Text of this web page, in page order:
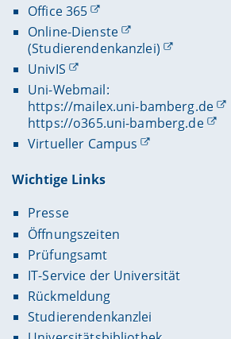
Office 365
Online-Dienste
(Studierendenkanzlei)
UnivIS
Uni-Webmail:
https://mailex.uni-bamberg.de
https://o365.uni-bamberg.de
Virtueller Campus
Wichtige Links
Presse
Öffnungszeiten
Prüfungsamt
IT-Service der Universität
Rückmeldung
Studierendenkanzlei